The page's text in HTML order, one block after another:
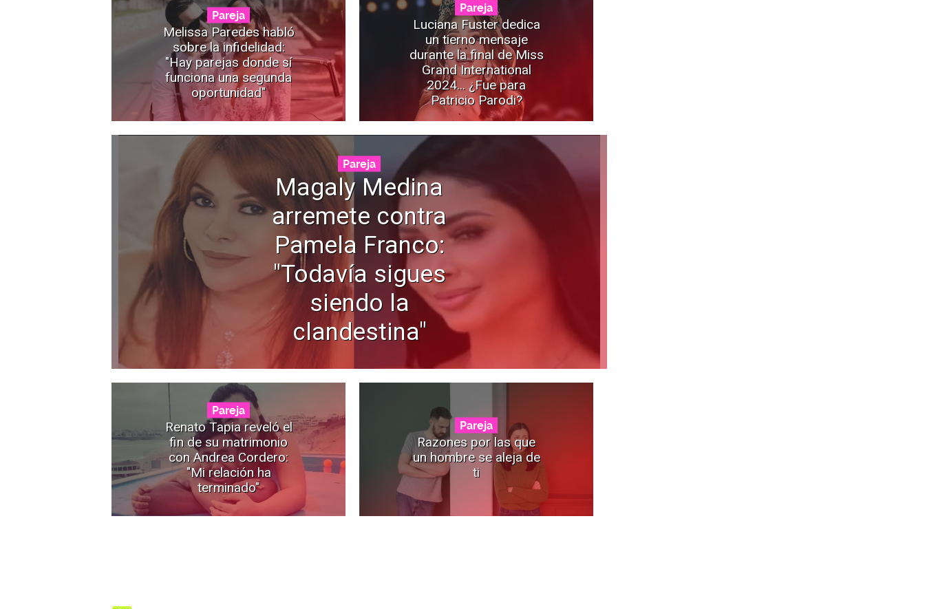
Pareja
Melissa Paredes habló
sobre la infidelidad:
"Hay parejas donde sí
funciona una segunda
oportunidad"
Pareja
Luciana Fuster dedica
un tierno mensaje
durante la final de Miss
Grand International
2024... ¿Fue para
Patricio Parodi?
Pareja
Magaly Medina
arremete contra
Pamela Franco:
"Todavía sigues
siendo la
clandestina"
Pareja
Renato Tapia reveló el
fin de su matrimonio
con Andrea Cordero:
"Mi relación ha
terminado"
Pareja
Razones por las que
un hombre se aleja de
ti